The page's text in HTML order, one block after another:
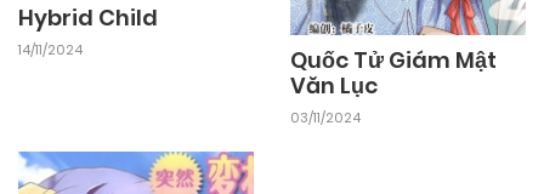
Hybrid Child
14/11/2024
Quốc Tử Giám Mật
Văn Lục
03/11/2024